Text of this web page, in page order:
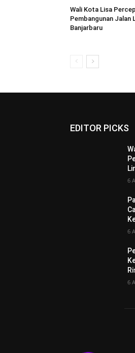
Wali Kota Lisa
Pembangunan Jalan
Banjarbaru
EDITOR PICKS
6
6
6